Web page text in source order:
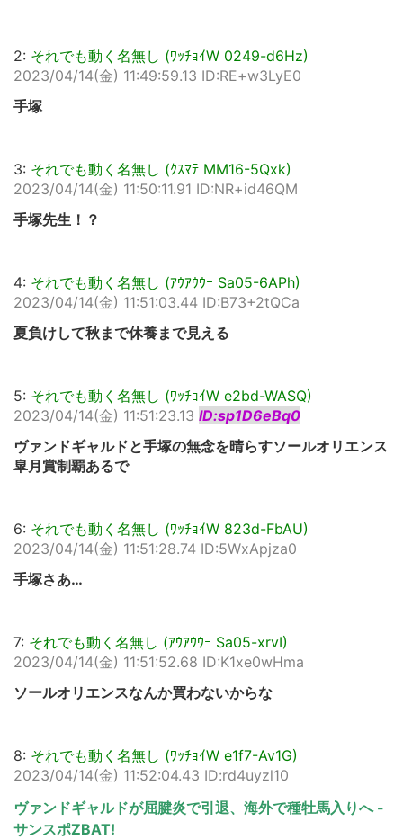
2: それでも動く名無し (ﾜｯﾁｮｲW 0249-d6Hz)
2023/04/14(金) 11:49:59.13 ID:RE+w3LyE0
手塚
3: それでも動く名無し (ｸｽﾏﾃ MM16-5Qxk)
2023/04/14(金) 11:50:11.91 ID:NR+id46QM
手塚先生！？
4: それでも動く名無し (ｱｳｱｳｳｰ Sa05-6APh)
2023/04/14(金) 11:51:03.44 ID:B73+2tQCa
夏負けして秋まで休養まで見える
5: それでも動く名無し (ﾜｯﾁｮｲW e2bd-WASQ)
2023/04/14(金) 11:51:23.13 ID:sp1D6eBq0
ヴァンドギャルドと手塚の無念を晴らすソールオリエンス
皐月賞制覇あるで
6: それでも動く名無し (ﾜｯﾁｮｲW 823d-FbAU)
2023/04/14(金) 11:51:28.74 ID:5WxApjza0
手塚さあ…
7: それでも動く名無し (ｱｳｱｳｳｰ Sa05-xrvI)
2023/04/14(金) 11:51:52.68 ID:K1xe0wHma
ソールオリエンスなんか買わないからな
8: それでも動く名無し (ﾜｯﾁｮｲW e1f7-Av1G)
2023/04/14(金) 11:52:04.43 ID:rd4uyzl10
ヴァンドギャルドが屈腱炎で引退、海外で種牡馬入りへ -
サンスポZBAT!